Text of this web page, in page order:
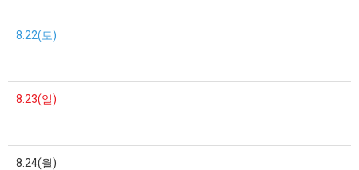
8.22(토)
8.23(일)
8.24(월)